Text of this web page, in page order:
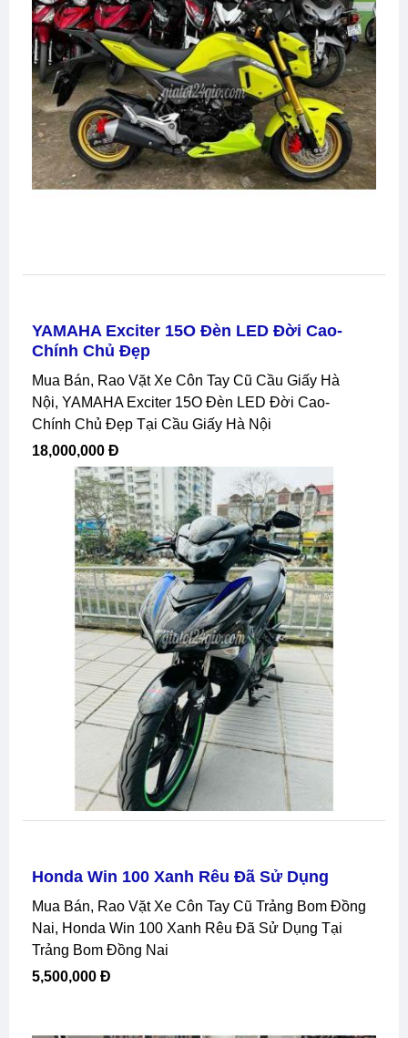
YAMAHA Exciter 15O Đèn LED Đời Cao-
Chính Chủ Đẹp
Mua Bán, Rao Vặt Xe Côn Tay Cũ Cầu Giấy Hà
Nội, YAMAHA Exciter 15O Đèn LED Đời Cao-
Chính Chủ Đẹp Tại Cầu Giấy Hà Nội
18,000,000 Đ
Honda Win 100 Xanh Rêu Đã Sử Dụng
Mua Bán, Rao Vặt Xe Côn Tay Cũ Trảng Bom Đồng
Nai, Honda Win 100 Xanh Rêu Đã Sử Dụng Tại
Trảng Bom Đồng Nai
5,500,000 Đ